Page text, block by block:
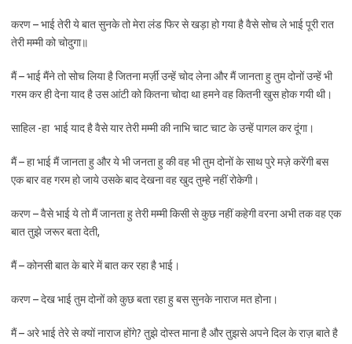
करण – भाई तेरी ये बात सुनके तो मेरा लंड फिर से खड़ा हो गया है वैसे सोच ले भाई पूरी रात
तेरी मम्मी को चोदुगा॥
मैं – भाई मैंने तो सोच लिया है जितना मर्ज़ी उन्हें चोद लेना और मैं जानता हु तुम दोनों उन्हें भी
गरम कर ही देना याद है उस आंटी को कितना चोदा था हमने वह कितनी खुस होक गयी थी।
साहिल -हा भाई याद है वैसे यार तेरी मम्मी की नाभि चाट चाट के उन्हें पागल कर दूंगा।
मैं – हा भाई मैं जानता हु और ये भी जनता हु की वह भी तुम दोनों के साथ पुरे मज़े करेंगी बस
एक बार वह गरम हो जाये उसके बाद देखना वह खुद तुम्हे नहीं रोकेगी।
करण – वैसे भाई ये तो मैं जानता हु तेरी मम्मी किसी से कुछ नहीं कहेगी वरना अभी तक वह एक
बात तुझे जरूर बता देती,
मैं – कोनसी बात के बारे में बात कर रहा है भाई।
करण – देख भाई तुम दोनों को कुछ बता रहा हु बस सुनके नाराज मत होना।
मैं – अरे भाई तेरे से क्यों नाराज होंगे? तुझे दोस्त माना है और तुझसे अपने दिल के राज़ बाते है